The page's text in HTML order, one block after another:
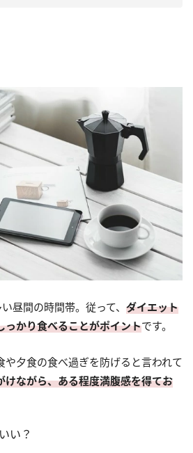
昼間の時間帯。従って、 ダイエット
っかり食べることがポイントです。
や夕食の食べ過ぎを防げると言われて
けながら、ある程度満腹感を得てお
い？